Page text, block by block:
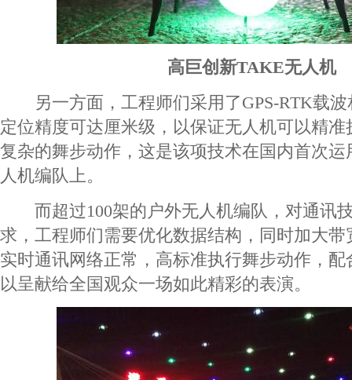
高巨创新TAKE无人机
另一方面，工程师们采用了GPS-RTK载波
定位精度可达厘米级，以保证无人机可以精
复杂的舞步动作，这是该项技术在国内首次运
人机编队上。
而超过100架的户外无人机编队，对通讯
求，工程师们需要优化数据结构，同时加大
实时通讯网络正常，高标准执行舞步动作，
以呈献给全国观众一场如此精彩的表演。